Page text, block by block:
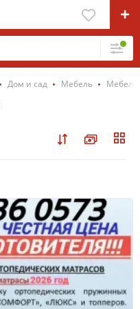
Дом и сад Мебель Мебель